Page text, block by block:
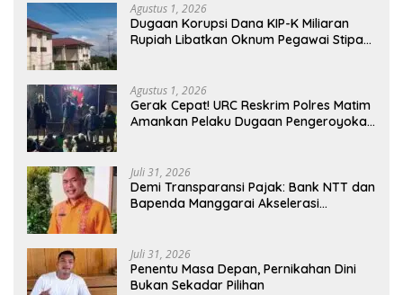
Agustus 1, 2026
Dugaan Korupsi Dana KIP-K Miliaran
Rupiah Libatkan Oknum Pegawai Stipas
Agustus 1, 2026
Gerak Cepat! URC Reskrim Polres Matim
Amankan Pelaku Dugaan Pengeroyokan
Juli 31, 2026
​Demi Transparansi Pajak: Bank NTT dan
Bapenda Manggarai Akselerasi
Juli 31, 2026
Penentu Masa Depan, Pernikahan Dini
Bukan Sekadar Pilihan